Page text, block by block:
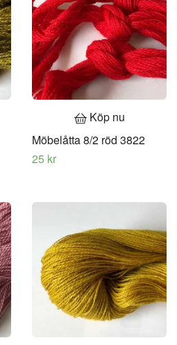
Köp nu
Möbelåtta 8/2 röd 3822
25 kr